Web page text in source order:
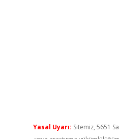
Yasal Uyarı: Sitemiz, 5651